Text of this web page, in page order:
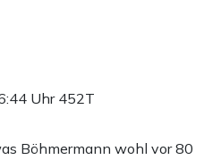
Uhr 452T
Böhmermann wohl vor 80